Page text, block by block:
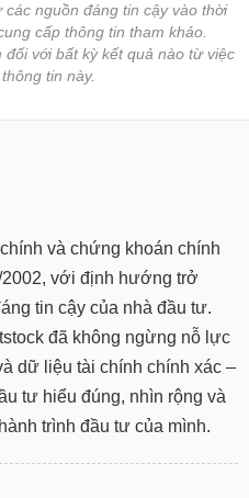
nguồn đáng tin cậy vào thời
cấp thông tin tham khảo.
với bất kỳ kết quả nào từ việc
tin này.
và chứng khoán chính
với định hướng trở
tin cậy của nhà đầu tư.
đã không ngừng nỗ lực
dữ liệu tài chính chính xác –
tư hiểu đúng, nhìn rộng và
trình đầu tư của mình.